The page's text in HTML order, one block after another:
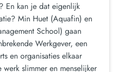
En kan je dat eigenlijk
Min Huet (Aquafin) en
School) gaan
Werkgever, een
en organisaties elkaar
slimmer en menselijker